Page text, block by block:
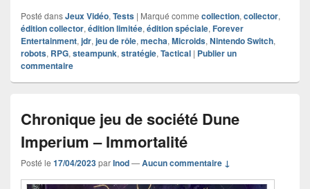
Posté dansJeux Vidéo, Tests | Marqué comme collection, collector,
édition collector, édition limitée, édition spéciale, Forever
Entertainment, jdr, jeu de rôle, mecha, Microids, Nintendo Switch,
robots, RPG, steampunk, stratégie, Tactical | Publier un
commentaire
Chronique jeu de société Dune
Imperium – Immortalité
Posté le 17/04/2023parInod—Aucun commentaire ↓